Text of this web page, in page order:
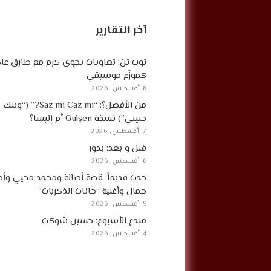
آخر التقارير
توب تن: تعاونات نجوى كرم مع طارق
كموزّع موسيقي
8 أغسطس, 2026
من الأفضل؟: “Saz mı Caz mı?” (“وينك
حبيبي”) نسخة Gülşen أم إليسا؟
7 أغسطس, 2026
قبل و بعد: بدور
6 أغسطس, 2026
حدث قديماً: قصة أصالة ومحمد محيي
جمال وأغنية “خانات الذكريات”
5 أغسطس, 2026
مبدع الأسبوع: حسين شوكت
4 أغسطس, 2026